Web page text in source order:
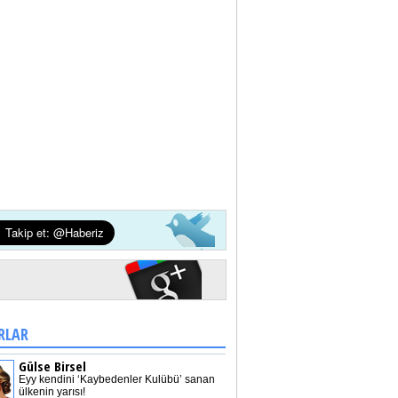
Gülse Birsel
Eyy kendini ‘Kaybedenler Kulübü’ sanan
ülkenin yarısı!